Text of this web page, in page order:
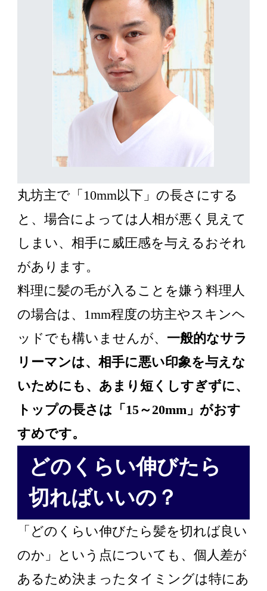
丸坊主で「10mm以下」の長さにする
と、場合によっては人相が悪く見えて
しまい、相手に威圧感を与えるおそれ
があります。
料理に髪の毛が入ることを嫌う料理人
の場合は、1mm程度の坊主やスキンヘ
ッドでも構いませんが、 一般的なサラ
リーマンは、相手に悪い印象を与えな
いためにも、あまり短くしすぎずに、
トップの長さは「15～20mm」がおす
すめです。
どのくらい伸びたら
切ればいいの？
「どのくらい伸びたら髪を切れば良い
のか」という点についても、個人差が
あるため決まったタイミングは特にあ